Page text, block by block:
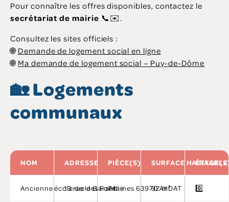
Pour connaître les offres disponibles, contactez le
secrétariat de mairie 📞✉️.
Consultez les sites officiels :
🌐 Demande de logement social en ligne
🌐 Ma demande de logement social – Puy-de-Dôme
🏡 Logements
communaux
NOM ADRESSE PIÈCE(S) SURFACE HABITABLE
Ancienne école de la Garandie
13 rue des Fontaines 63970 AYDAT
T4 92 m² 0️⃣